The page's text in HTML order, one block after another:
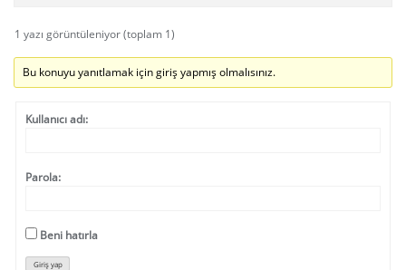
1 yazı görüntüleniyor (toplam 1)
Bu konuyu yanıtlamak için giriş yapmış olmalısınız.
Kullanıcı adı:
Parola:
Beni hatırla
Giriş yap